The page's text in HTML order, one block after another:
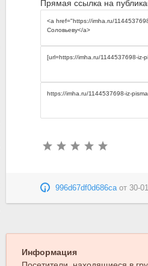
Прямая ссылка на
996d67df0d686caот 30-
Информация